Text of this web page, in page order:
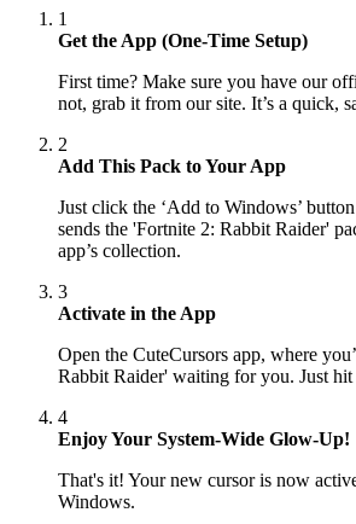
1
Get the App (One-Time Setup)
First time? Make sure you have our
not, grab it from our site. It’s a quick,
2
Add This Pack to Your App
Just click the ‘Add to Windows’
sends the 'Fortnite 2: Rabbit Raider'
app’s collection.
3
Activate in the App
Open the CuteCursors app, where
Rabbit Raider' waiting for you. Just hit
4
Enjoy Your System-Wide Glow-Up!
That's it! Your new cursor is now
Windows.